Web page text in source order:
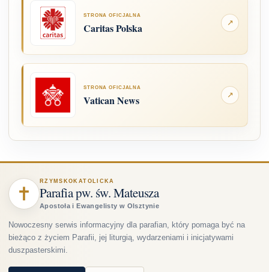
STRONA OFICJALNA
Caritas Polska ↗
STRONA OFICJALNA
Vatican News ↗
✝ RZYMSKOKATOLICKA
Parafia pw. św. Mateusza
Apostoła i Ewangelisty w Olsztynie
Nowoczesny serwis informacyjny dla parafian, który pomaga być na
bieżąco z życiem Parafii, jej liturgią, wydarzeniami i inicjatywami
duszpasterskimi.